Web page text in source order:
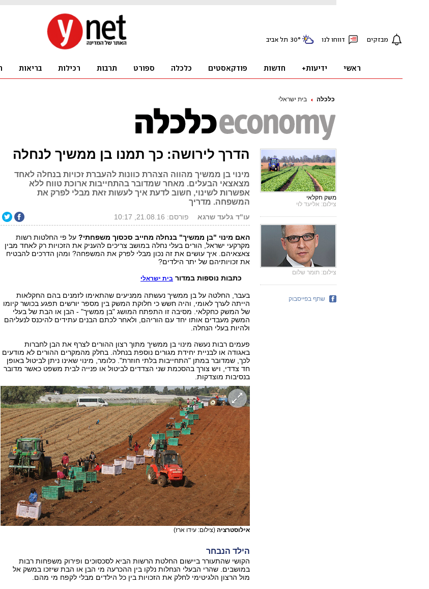
כלכלה בית ישראלי
הדרך לירושה: כך תמנו בן ממשיך לנחלה
מינוי בן ממשיך מהווה הצהרת כוונות להעברת זכויות בנחלה לאחד
מצאצאי הבעלים. מאחר שמדובר בהתחייבות ארוכת טווח ללא
אפשרות לשינוי, חשוב לדעת איך לעשות זאת מבלי לפרק את
המשפחה. מדריך
עו"ד גלעד שרגא פורסם: 21.08.16, 10:17
האם מינוי "בן ממשיך" בנחלה מחייב סכסוך משפחתי? על פי החלטות רשות
מקרקעי ישראל, הורים בעלי נחלה במושב צריכים להעניק את הזכויות רק לאחד מבין
צאצאיהם. איך עושים את זה נכון מבלי לפרק את המשפחה? ומהן הדרכים להבטיח
את זכויותיהם של יתר הילדים?
כתבות נוספות במדור בית ישראלי
בעבר, החלטה על בן ממשיך נעשתה ממניעים שהתאימו לזמנים בהם החקלאות
הייתה לערך לאומי, והיה חשש כי חלוקת המשק בין מספר יורשים תפגע בכושר קיומו
של המשק כחקלאי. מסיבה זו התפתח המושג "בן ממשיך" - הבן או הבת של בעלי
המשק מעבדים אותו יחד עם הוריהם, ולאחר לכתם הבנים עתידים להיכנס לנעליהם
ולהיות בעלי הנחלה.
פעמים רבות נעשה מינוי בן ממשיך מתוך רצון ההורים לצרף את הבן לחברות
באגודה או לבניית יחידת מגורים נוספת בנחלה. בחלק מהמקרים ההורים לא מודעים
לכך, שמדובר במתן "התחייבות בלתי חוזרת". כלומר, מינוי שאינו ניתן לביטול באופן
חד צדדי, ויש צורך בהסכמת שני הצדדים לביטול או פנייה לבית משפט כאשר מדובר
בנסיבות מוצדקות.
אילוסטרציה (צילום: עידו ארז)
הילד הנבחר
הקושי שהתעורר ביישום החלטת הרשות הביא לסכסוכים ופירוק משפחות רבות
במושבים. שהרי הבעלי הנחלות נלקו בין ההכרעה מי הבן או הבת שיזכו במשק אל
מול הרצון הלגיטימי לחלק את הזכויות בין כל הילדים מבלי לקפח מי מהם.
משק חקלאי
צילום: אליעד לוי
צילום: תומר שלום
שתף בפייסבוק